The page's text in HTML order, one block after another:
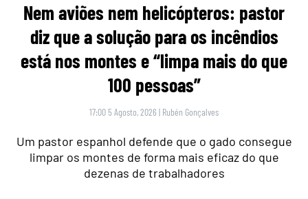
Nem aviões nem helicópteros: pastor
diz que a solução para os incêndios
está nos montes e “limpa mais do que
100 pessoas”
17:00 5 Agosto, 2026 | Rubén Gonçalves
Um pastor espanhol defende que o gado consegue
limpar os montes de forma mais eficaz do que
dezenas de trabalhadores